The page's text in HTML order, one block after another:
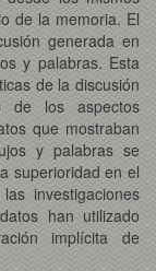
de la memoria. El
generada en
y palabras. Esta
de la discusión
de los aspectos
que mostraban
y palabras se
superioridad en el
investigaciones
han utilizado
implícita de